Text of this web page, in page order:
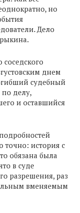
но
Дело
днем
судебный
по делу,
и оставшийся
точно: история с
обязана была
в суде
разрешения, раз
вменяемым